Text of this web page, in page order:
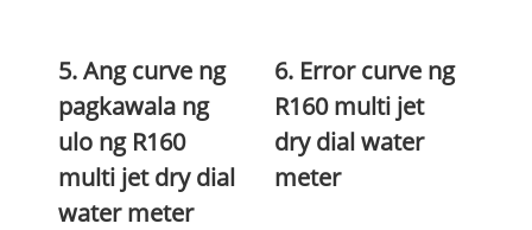
5. Ang curve ng
pagkawala ng
ulo ng R160
multi jet dry dial
water meter
6. Error curve ng
R160 multi jet
dry dial water
meter